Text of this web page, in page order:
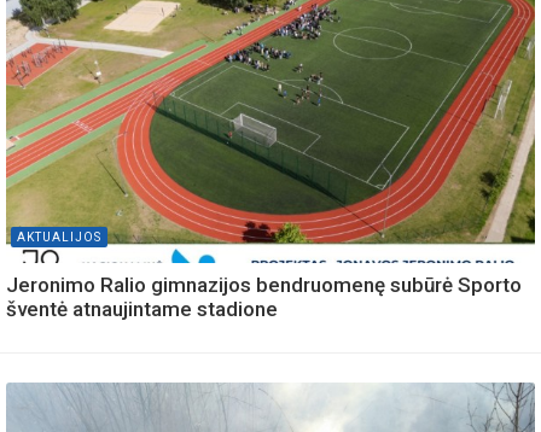
AKTUALIJOS
Jeronimo Ralio gimnazijos bendruomenę subūrė Sporto
šventė atnaujintame stadione